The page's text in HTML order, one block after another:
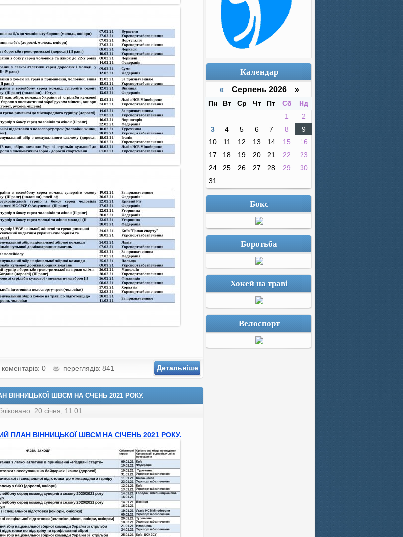
коментарів: 0 переглядів: 841 Детальніше
ВІННИЦЬКОЇ ШВСМ НА СЧЕНЬ 2021 РОКУ.
20 січня, 11:01
ПЛАН ВІННИЦЬКОЇ ШВСМ НА СІЧЕНЬ2021 РОКУ.
Календар
« Серпень 2026 »
Пн Вт Ср Чт Пт Сб
Нд
1
2
3
4 5 6 7 8
9
10
11 12 13 14 15
16
17
18 19 20 21 22
23
24
25 26 27 28 29
30
31
Бокс
Боротьба
Хокей на траві
Велоспорт